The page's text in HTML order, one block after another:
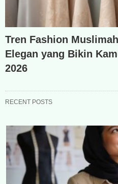
Tren Fashion
Elegan yang Bikin
2026
RECENT POSTS